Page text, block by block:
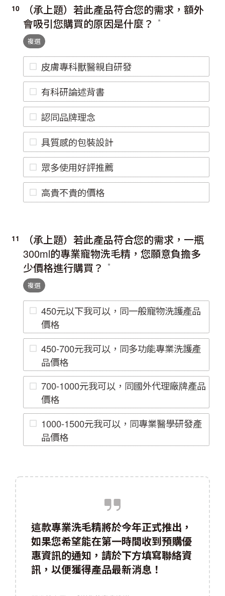
10
（承上題）若此產品符合您的需求，額外
會吸引您購買的原因是什麼？
複選
皮膚專科獸醫親自研發
有科研論述背書
認同品牌理念
具質感的包裝設計
眾多使用好評推薦
高貴不貴的價格
11
（承上題）若此產品符合您的需求，一瓶
300ml的專業寵物洗毛精，您願意負擔多
少價格進行購買？
複選
450元以下我可以，同一般寵物洗護產品
價格
450-700元我可以，同多功能專業洗護產
品價格
700-1000元我可以，同國外代理廠牌產品
價格
1000-1500元我可以，同專業醫學研發產
品價格
這款專業洗毛精將於今年正式推出，
如果您希望能在第一時間收到預購優
惠資訊的通知，請於下方填寫聯絡資
訊，以便獲得產品最新消息！